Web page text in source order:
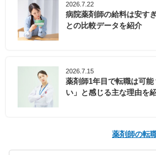
2026.7.22
病院薬剤師の給料は安す
との比較データを紹介
2026.7.15
薬剤師1年目で転職は可
い」と感じる主な理由を
薬剤師の転